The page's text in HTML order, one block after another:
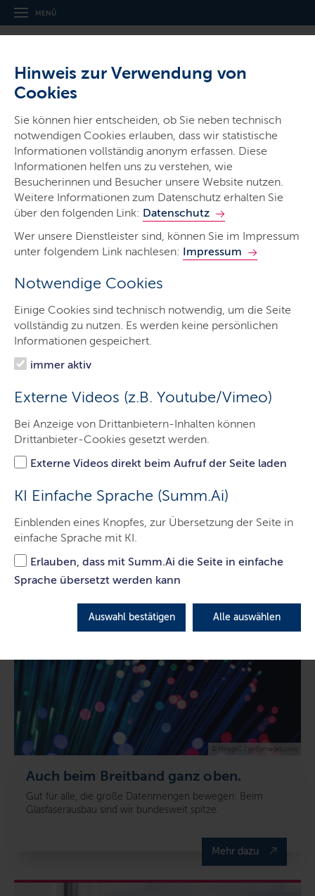
Hinweis zur Verwendung von
Cookies
Sie können hier entscheiden, ob Sie neben technisch
notwendigen Cookies erlauben, dass wir statistische
Informationen vollständig anonym erfassen. Diese
Informationen helfen uns zu verstehen, wie
Besucherinnen und Besucher unsere Website nutzen.
Weitere Informationen zum Datenschutz erhalten Sie
über den folgenden Link: Datenschutz
Wer unsere Dienstleister sind, können Sie im Impressum
unter folgendem Link nachlesen: Impressum
Notwendige Cookies
Einige Cookies sind technisch notwendig, um die Seite
vollständig zu nutzen. Es werden keine persönlichen
Informationen gespeichert.
immer aktiv
Externe Videos (z.B. Youtube/Vimeo)
Bei Anzeige von Drittanbietern-Inhalten können
Drittanbieter-Cookies gesetzt werden.
Externe Videos direkt beim Aufruf der Seite laden
KI Einfache Sprache (Summ.Ai)
Einblenden eines Knopfes, zur Übersetzung der Seite in
einfache Sprache mit KI.
Erlauben, dass mit Summ.Ai die Seite in einfache
Sprache übersetzt werden kann
Auswahl bestätigen Alle auswählen
MENÜ
Der echte Norden:
Spitze für Unternehmen
Schleswig-Holstein ist durch die einmalige
geografische Lage Verkehrsdrehscheibe nach Nord-
und Osteuropa. Aber das ist nicht der einzige Grund
für unseren weltweit erfolgreichen
Wirtschaftsstandort. Hier trifft ein starker Mittelstand,
dynamische Wissenschafts- und Forschungslandschaft
und vieles mehr …
LETZTE AKTUALISIERUNG: 08.09.2025
Auch beim Breitband ganz oben.
Gut für alle, die große Datenmengen bewegen: Beim
Glasfaserausbau sind wir bundesweit spitze.
Mehr dazu
© MirageC / gettyimages.com